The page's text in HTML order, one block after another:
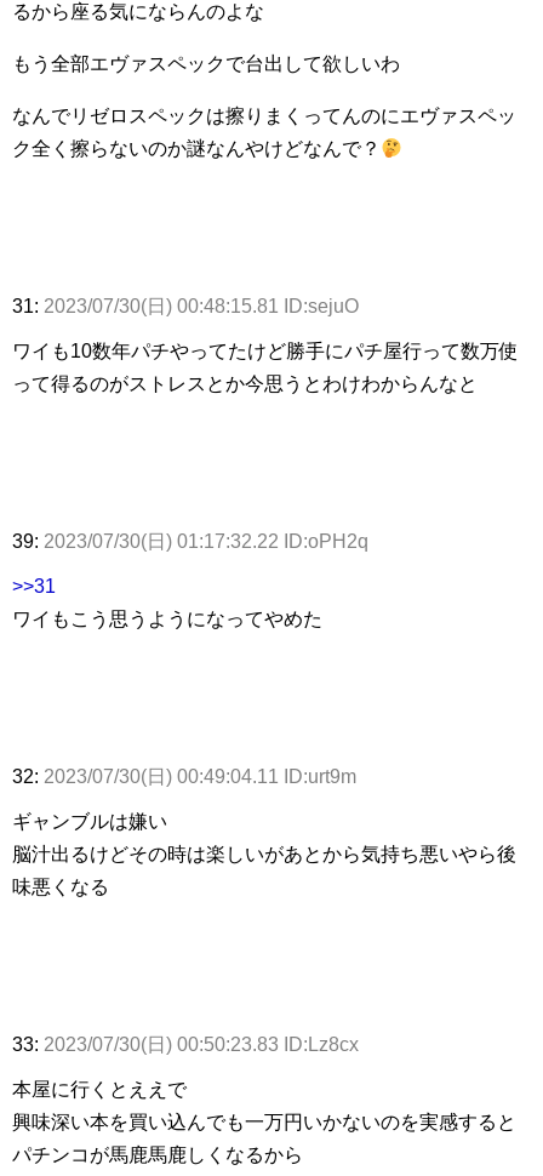
るから座る気にならんのよな
もう全部エヴァスペックで台出して欲しいわ
なんでリゼロスペックは擦りまくってんのにエヴァスペッ
ク全く擦らないのか謎なんやけどなんで？
31: 2023/07/30(日) 00:48:15.81 ID:sejuO
ワイも10数年パチやってたけど勝手にパチ屋行って数万使
って得るのがストレスとか今思うとわけわからんなと
39: 2023/07/30(日) 01:17:32.22 ID:oPH2q
>>31
ワイもこう思うようになってやめた
32: 2023/07/30(日) 00:49:04.11 ID:urt9m
ギャンブルは嫌い
脳汁出るけどその時は楽しいがあとから気持ち悪いやら後
味悪くなる
33: 2023/07/30(日) 00:50:23.83 ID:Lz8cx
本屋に行くとええで
興味深い本を買い込んでも一万円いかないのを実感すると
パチンコが馬鹿馬鹿しくなるから